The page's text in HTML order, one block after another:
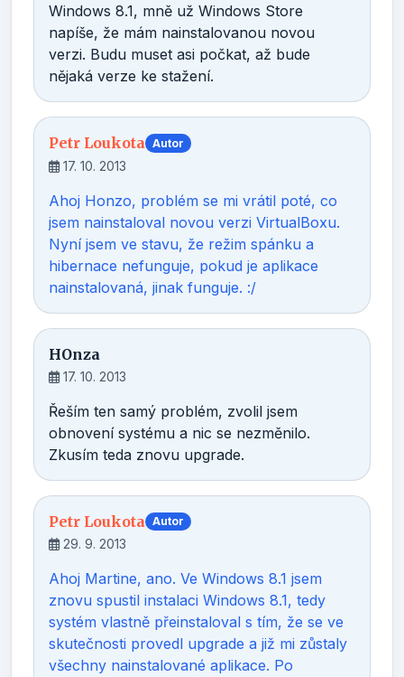
Windows 8.1, mně už Windows Store
napíše, že mám nainstalovanou novou
verzi. Budu muset asi počkat, až bude
nějaká verze ke stažení.
Petr Loukota Autor
17. 10. 2013
Ahoj Honzo, problém se mi vrátil poté, co
jsem nainstaloval novou verzi VirtualBoxu.
Nyní jsem ve stavu, že režim spánku a
hibernace nefunguje, pokud je aplikace
nainstalovaná, jinak funguje. :/
HOnza
17. 10. 2013
Řeším ten samý problém, zvolil jsem
obnovení systému a nic se nezměnilo.
Zkusím teda znovu upgrade.
Petr Loukota Autor
29. 9. 2013
Ahoj Martine, ano. Ve Windows 8.1 jsem
znovu spustil instalaci Windows 8.1, tedy
systém vlastně přeinstaloval s tím, že se ve
skutečnosti provedl upgrade a již mi zůstaly
všechny nainstalované aplikace. Po